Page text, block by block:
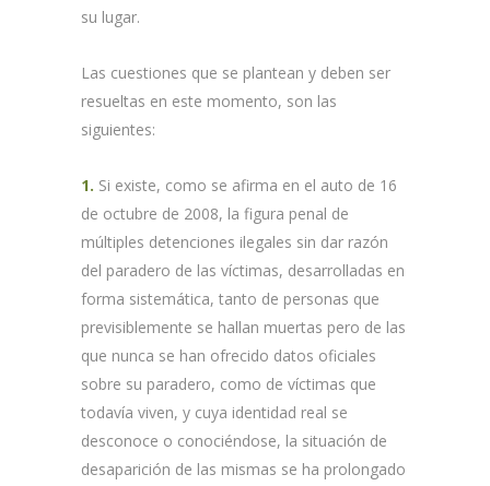
su lugar.
Las cuestiones que se plantean y deben ser
resueltas en este momento, son las
siguientes:
1. Si existe, como se afirma en el auto de 16
de octubre de 2008, la figura penal de
múltiples detenciones ilegales sin dar razón
del paradero de las víctimas, desarrolladas en
forma sistemática, tanto de personas que
previsiblemente se hallan muertas pero de las
que nunca se han ofrecido datos oficiales
sobre su paradero, como de víctimas que
todavía viven, y cuya identidad real se
desconoce o conociéndose, la situación de
desaparición de las mismas se ha prolongado